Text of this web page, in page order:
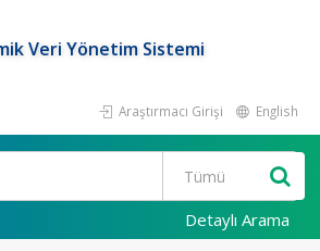
Veri Yönetim Sistemi
Araştırmacı Girişi English
Detaylı Arama